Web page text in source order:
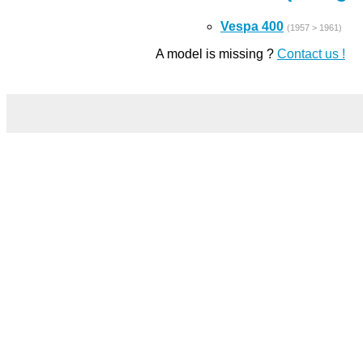
Vespa 400 (1957 > 1961)
A model is missing ? Contact us !